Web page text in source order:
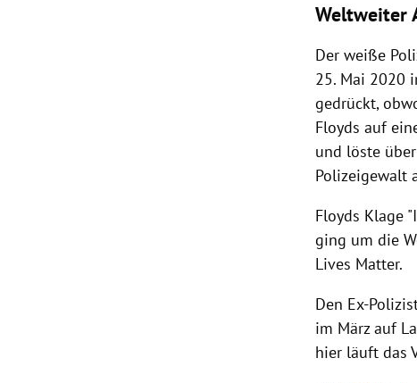
Weltweiter
Der weiße
25. Mai 2020
gedrückt,
Floyds auf
und löste
Polizeigewalt
Floyds Klage
ging um die
Lives Matter.
Den Ex-
im März auf
hier läuft das